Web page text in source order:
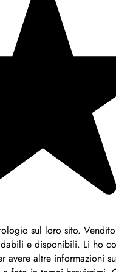
sul loro sito.
e disponibili. Li ho
avere altre informazioni